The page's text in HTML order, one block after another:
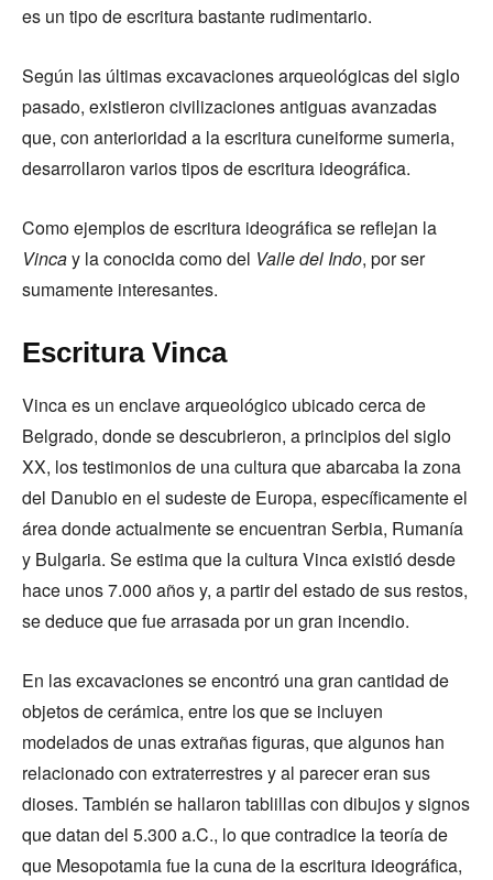
es un tipo de escritura bastante rudimentario.
Según las últimas excavaciones arqueológicas del siglo
pasado, existieron civilizaciones antiguas avanzadas
que, con anterioridad a la escritura cuneiforme sumeria,
desarrollaron varios tipos de escritura ideográfica.
Como ejemplos de escritura ideográfica se reflejan la
Vincay la conocida como del Valle del Indo, por ser
sumamente interesantes.
Escritura Vinca
Vinca es un enclave arqueológico ubicado cerca de
Belgrado, donde se descubrieron, a principios del siglo
XX, los testimonios de una cultura que abarcaba la zona
del Danubio en el sudeste de Europa, específicamente el
área donde actualmente se encuentran Serbia, Rumanía
y Bulgaria. Se estima que la cultura Vinca existió desde
hace unos 7.000 años y, a partir del estado de sus restos,
se deduce que fue arrasada por un gran incendio.
En las excavaciones se encontró una gran cantidad de
objetos de cerámica, entre los que se incluyen
modelados de unas extrañas figuras, que algunos han
relacionado con extraterrestres y al parecer eran sus
dioses. También se hallaron tablillas con dibujos y signos
que datan del 5.300 a.C., lo que contradice la teoría de
que Mesopotamia fue la cuna de la escritura ideográfica,